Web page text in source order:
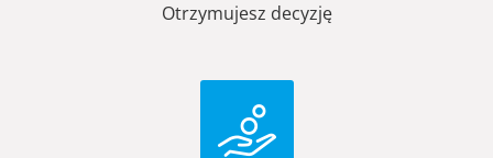
Otrzymujesz decyzję